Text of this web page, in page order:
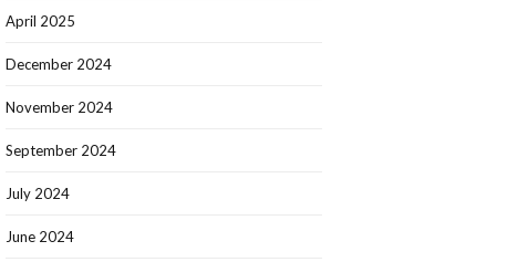
April 2025
December 2024
November 2024
September 2024
July 2024
June 2024